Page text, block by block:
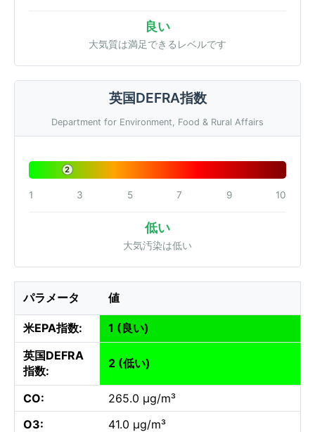
良い
大気質は満足できるレベルです
英国DEFRA指数
Department for Environment, Food & Rural Affairs
2
1 3 5 7 9 10
低い
大気汚染は低い
パラメータ 値
米EPA指数:
1 (良い)
英国DEFRA
指数:
2 (低い)
CO:
265.0 µg/m³
O3:
41.0 µg/m³